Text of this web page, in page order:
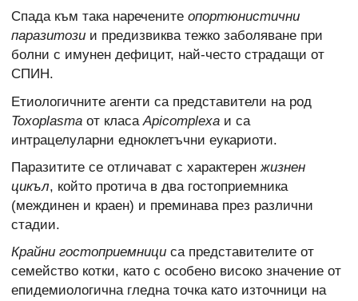
Спада към така наречените опортюнистични
паразитози и предизвиква тежко заболяване при
болни с имунен дефицит, най-често страдащи от
СПИН.
Етиологичните агенти са представители на род
Toxoplasma от класа Apicomplexa и са
интрацелуларни едноклетъчни еукариоти.
Паразитите се отличават с характеренжизнен
цикъл, който протича в два гостоприемника
(междинен и краен) и преминава през различни
стадии.
Крайни гостоприемници са представителите от
семейство котки, като с особено високо значение от
епидемиологична гледна точка като източници на